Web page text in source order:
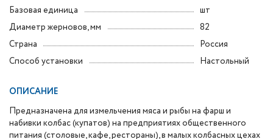
Базовая единица
шт
Диаметр жерновов, мм
82
Страна
Россия
Способ установки
Настольный
ОПИСАНИЕ
Предназначена для измельчения мяса и рыбы на фарш и
набивки колбас (купатов) на предприятиях общественного
питания (столовые, кафе, рестораны), в малых колбасных цехах